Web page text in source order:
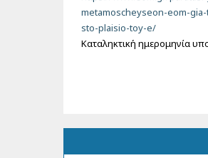
metamoscheyseon-eom-
sto-plaisio-toy-e/
Καταληκτική ημερομηνία